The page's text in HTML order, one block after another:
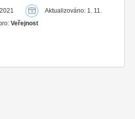
Aktualizováno: 1. 11.
Veřejnost